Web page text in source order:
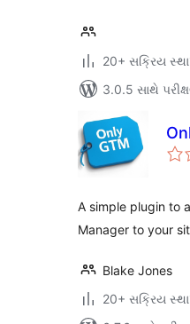
20+ સક્રિય
3.0.5 સાથે
A simple plugin to
Manager to your
Blake Jones
20+ સક્રિય